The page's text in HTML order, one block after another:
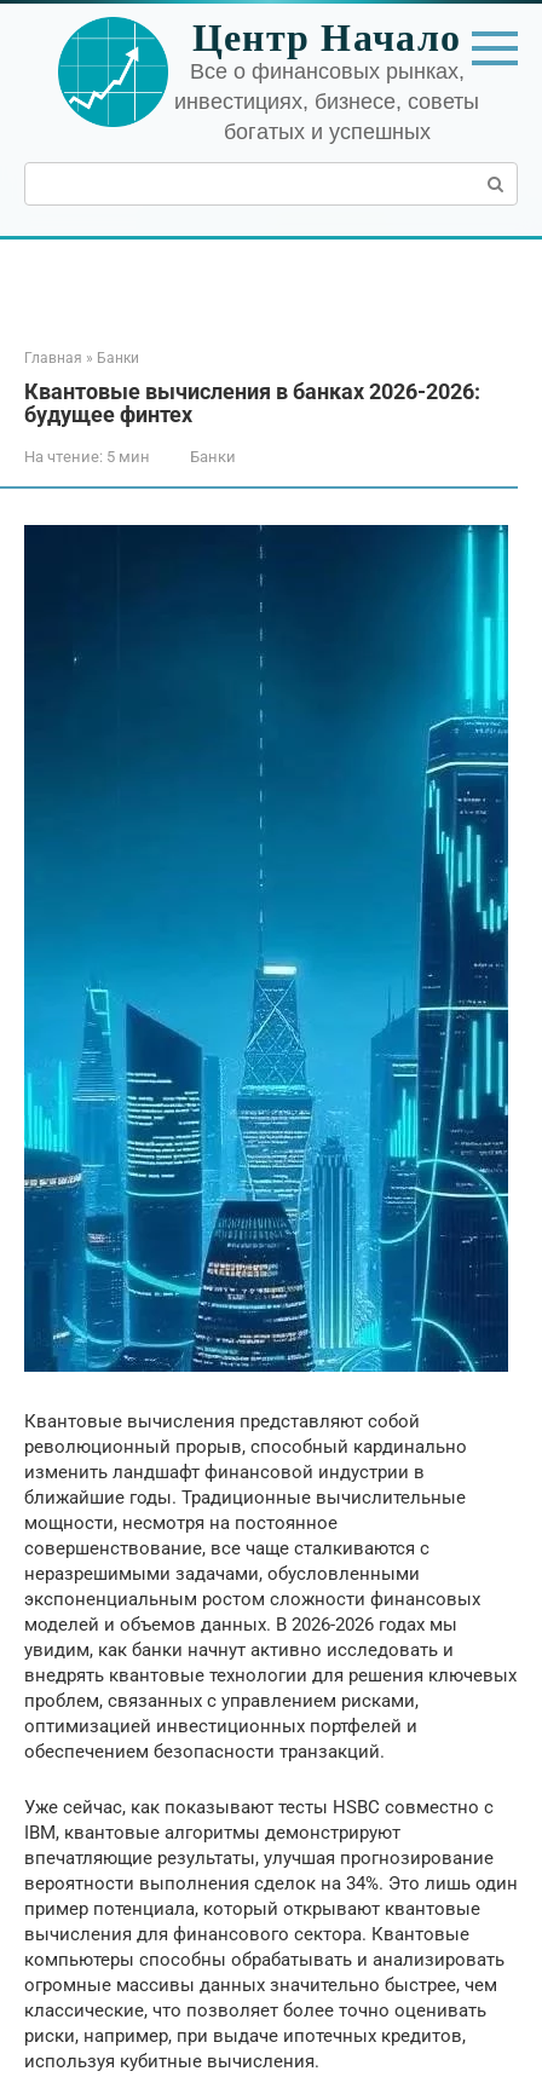
Перейти
контенту
Центр Начало
Все о финансовых рынках,
инвестициях, бизнесе, советы
богатых и успешных
Поиск:
Главная » Банки
Квантовые вычисления в банках 2026-2026:
будущее финтех
На чтение: 5 мин Банки
Квантовые вычисления представляют собой
революционный прорыв, способный кардинально
изменить ландшафт финансовой индустрии в
ближайшие годы. Традиционные вычислительные
мощности, несмотря на постоянное
совершенствование, все чаще сталкиваются с
неразрешимыми задачами, обусловленными
экспоненциальным ростом сложности финансовых
моделей и объемов данных. В 2026-2026 годах мы
увидим, как банки начнут активно исследовать и
внедрять квантовые технологии для решения ключевых
проблем, связанных с управлением рисками,
оптимизацией инвестиционных портфелей и
обеспечением безопасности транзакций.
Уже сейчас, как показывают тесты HSBC совместно с
IBM, квантовые алгоритмы демонстрируют
впечатляющие результаты, улучшая прогнозирование
вероятности выполнения сделок на 34%. Это лишь один
пример потенциала, который открывают квантовые
вычисления для финансового сектора. Квантовые
компьютеры способны обрабатывать и анализировать
огромные массивы данных значительно быстрее, чем
классические, что позволяет более точно оценивать
риски, например, при выдаче ипотечных кредитов,
используя кубитные вычисления.